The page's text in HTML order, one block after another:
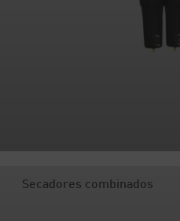
Secadores combinados